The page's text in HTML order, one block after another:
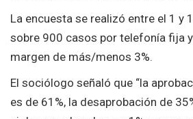
La encuesta se realizó entre el 1 y
sobre 900 casos por telefonía fija
margen de más/menos 3%.
El sociólogo señaló que “la
es de 61%, la desaprobación de